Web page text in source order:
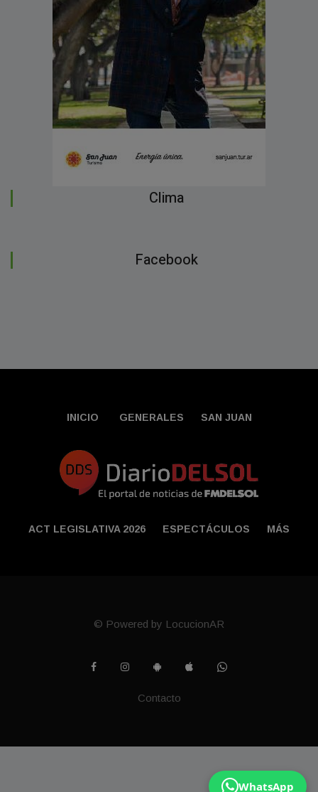
Clima
Facebook
WhatsApp
INICIO GENERALES SAN JUAN
ACT LEGISLATIVA 2026 ESPECTÁCULOS MÁS
© Powered by LocucionAR
Contacto